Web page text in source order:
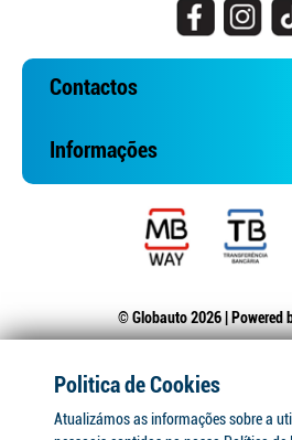
Contactos
Informações
© Globauto 2026 | Powered
Politica de Cookies
Atualizámos as informações sobre a